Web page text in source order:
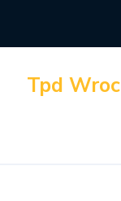
content
Tpd